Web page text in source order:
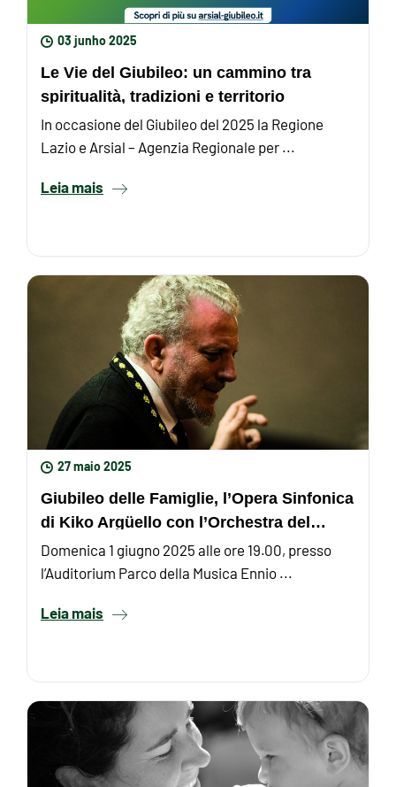
03 junho 2025
Le Vie del Giubileo: un cammino tra
spiritualità, tradizioni e territorio
In occasione del Giubileo del 2025 la Regione
Lazio e Arsial – Agenzia Regionale per ...
Leia mais
27 maio 2025
Giubileo delle Famiglie, l’Opera Sinfonica
di Kiko Argüello con l’Orchestra del
Cammino ...
Domenica 1 giugno 2025 alle ore 19.00, presso
l’Auditorium Parco della Musica Ennio ...
Leia mais